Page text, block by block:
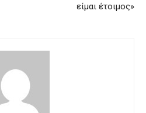
είμαι έτοιμος»